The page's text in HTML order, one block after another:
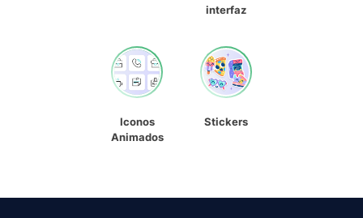
interfaz
Iconos
Animados
Stickers